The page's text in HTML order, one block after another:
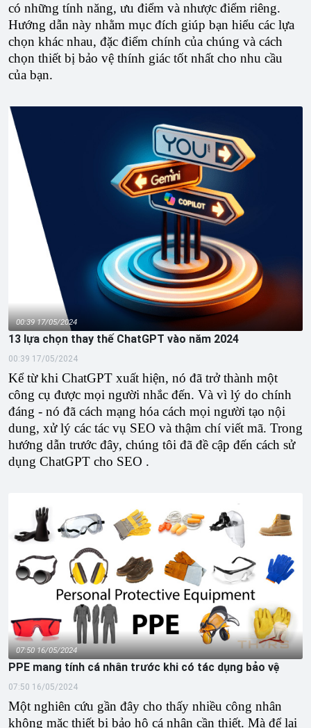
có những tính năng, ưu điểm và nhược điểm riêng.
Hướng dẫn này nhằm mục đích giúp bạn hiểu các lựa
chọn khác nhau, đặc điểm chính của chúng và cách
chọn thiết bị bảo vệ thính giác tốt nhất cho nhu cầu
của bạn.
00:39 17/05/2024
13 lựa chọn thay thế ChatGPT vào năm 2024
00:39 17/05/2024
Kể từ khi ChatGPT xuất hiện, nó đã trở thành một
công cụ được mọi người nhắc đến. Và vì lý do chính
đáng - nó đã cách mạng hóa cách mọi người tạo nội
dung, xử lý các tác vụ SEO và thậm chí viết mã. Trong
hướng dẫn trước đây, chúng tôi đã đề cập đến cách sử
dụng ChatGPT cho SEO .
07:50 16/05/2024
PPE mang tính cá nhân trước khi có tác dụng bảo vệ
07:50 16/05/2024
Một nghiên cứu gần đây cho thấy nhiều công nhân
không mặc thiết bị bảo hộ cá nhân cần thiết. Mà để lại